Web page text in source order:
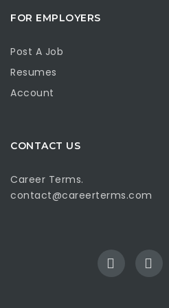
FOR EMPLOYERS
Post A Job
Resumes
Account
CONTACT US
Career Terms.
contact@careerterms.com